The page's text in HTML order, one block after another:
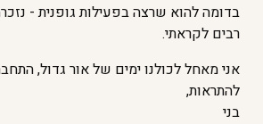
בדומה להוא שרצה בפעילות גופנית -
רבים לקראתי.
אני מאחל לכולנו ימים של אור גדול,
להתראות,
בני